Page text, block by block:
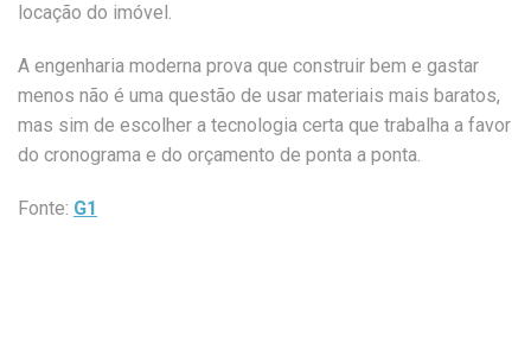
locação do imóvel.
A engenharia moderna prova que construir bem e gastar
menos não é uma questão de usar materiais mais baratos,
mas sim de escolher a tecnologia certa que trabalha a favor
do cronograma e do orçamento de ponta a ponta.
Fonte: G1